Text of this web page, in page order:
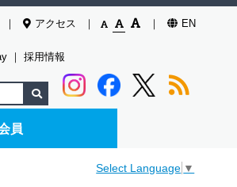
アクセス EN
｜ 採用情報
員
Select Language ▼